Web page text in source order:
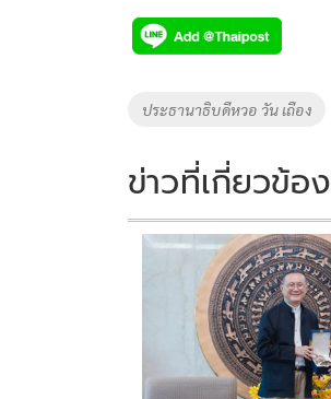
e
b
o
k
tt
er
p
y
Li
k
Tags
ประธานาธิบดีหวอ วัน เถือง
ข่าวที่เกี่ยวข้อง